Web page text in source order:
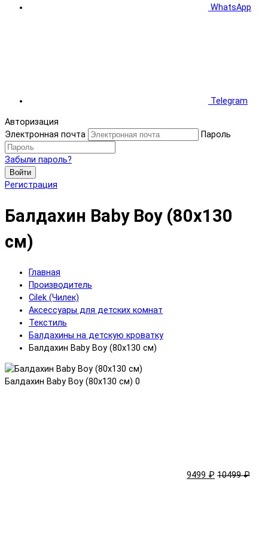
WhatsApp
Telegram
Авторизация
Электронная почта
Пароль
Забыли пароль?
Войти
Регистрация
Балдахин Baby Boy (80х130
см)
Главная
Производитель
Cilek (Чилек)
Аксессуары для детских комнат
Текстиль
Балдахины на детскую кроватку
Балдахин Baby Boy (80х130 см)
Балдахин Baby Boy (80х130 см) 0
9499 ₽ 10499 ₽